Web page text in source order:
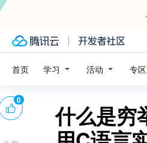
首页 学习 活动 专区
什么是穷
0